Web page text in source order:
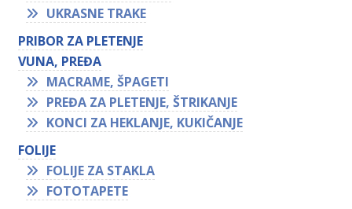
UKRASNE TRAKE
PRIBOR ZA PLETENJE
VUNA, PREĐA
MACRAME, ŠPAGETI
PREĐA ZA PLETENJE, ŠTRIKANJE
KONCI ZA HEKLANJE, KUKIČANJE
FOLIJE
FOLIJE ZA STAKLA
FOTOTAPETE